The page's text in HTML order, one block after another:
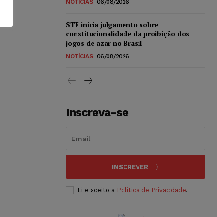
NOTÍCIAS 06/08/2026
STF inicia julgamento sobre
constitucionalidade da proibição dos
jogos de azar no Brasil
NOTÍCIAS 06/08/2026
Inscreva-se
INSCREVER
Li e aceito a Política de Privacidade.